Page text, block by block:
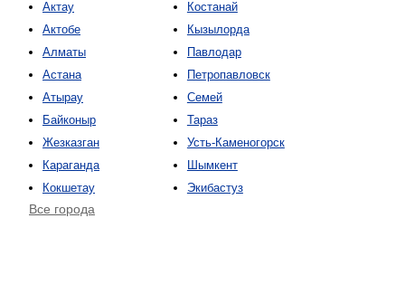
Актау
Актобе
Алматы
Астана
Атырау
Байконыр
Жезказган
Караганда
Кокшетау
Костанай
Кызылорда
Павлодар
Петропавловск
Семей
Тараз
Усть-Каменогорск
Шымкент
Экибастуз
Все города